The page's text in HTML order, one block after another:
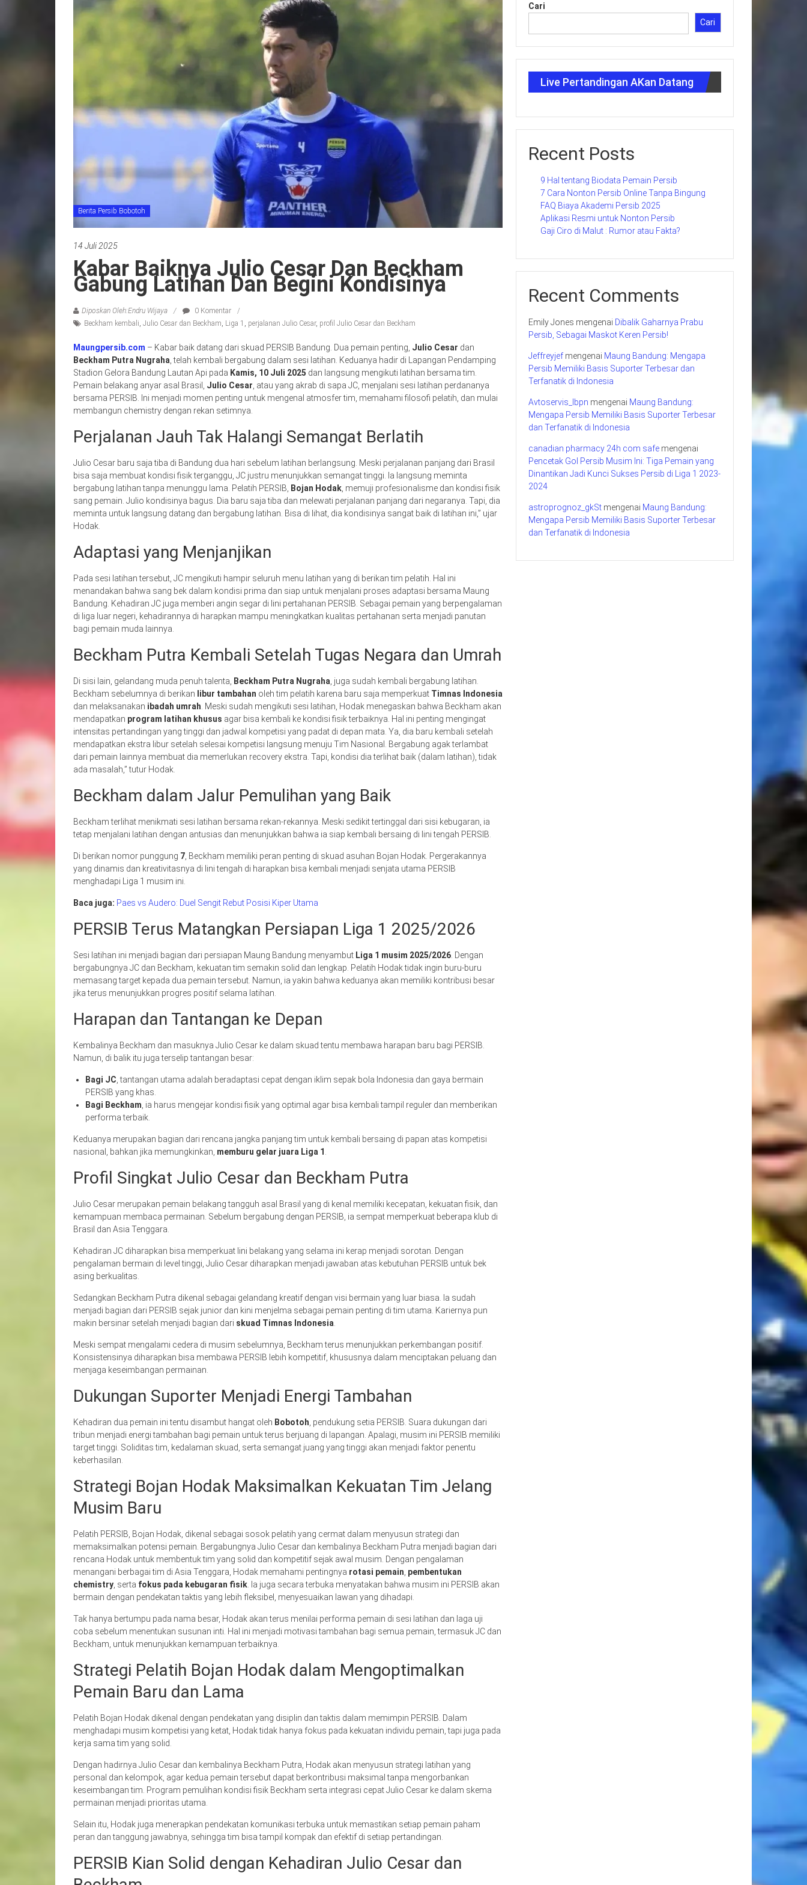
Berita Persib Bobotoh
14 Juli 2025
Kabar Baiknya Julio Cesar Dan Beckham
Gabung Latihan Dan Begini Kondisinya
Diposkan Oleh:Endru Wijaya
0 Komentar
Beckham kembali, Julio Cesar dan Beckham, Liga 1 , perjalanan Julio Cesar, profil Julio Cesar dan Beckham
Maungpersib.com – Kabar baik datang dari skuad PERSIB Bandung. Dua pemain penting, Julio Cesar dan
Beckham Putra Nugraha , telah kembali bergabung dalam sesi latihan. Keduanya hadir di Lapangan Pendamping
Stadion Gelora Bandung Lautan Api pada Kamis, 10 Juli 2025 dan langsung mengikuti latihan bersama tim.
Pemain belakang anyar asal Brasil, Julio Cesar , atau yang akrab di sapa JC, menjalani sesi latihan perdananya
bersama PERSIB. Ini menjadi momen penting untuk mengenal atmosfer tim, memahami filosofi pelatih, dan mulai
membangun chemistry dengan rekan setimnya.
Perjalanan Jauh Tak Halangi Semangat Berlatih
Julio Cesar baru saja tiba di Bandung dua hari sebelum latihan berlangsung. Meski perjalanan panjang dari Brasil
bisa saja membuat kondisi fisik terganggu, JC justru menunjukkan semangat tinggi. Ia langsung meminta
bergabung latihan tanpa menunggu lama. Pelatih PERSIB,
Bojan Hodak , memuji profesionalisme dan kondisi fisik
sang pemain. Julio kondisinya bagus. Dia baru saja tiba dan melewati perjalanan panjang dari negaranya. Tapi, dia
meminta untuk langsung datang dan bergabung latihan. Bisa di lihat, dia kondisinya sangat baik di latihan ini,” ujar
Hodak.
Adaptasi yang Menjanjikan
Pada sesi latihan tersebut, JC mengikuti hampir seluruh menu latihan yang di berikan tim pelatih. Hal ini
menandakan bahwa sang bek dalam kondisi prima dan siap untuk menjalani proses adaptasi bersama Maung
Bandung. Kehadiran JC juga memberi angin segar di lini pertahanan PERSIB. Sebagai pemain yang berpengalaman
di liga luar negeri, kehadirannya di harapkan mampu meningkatkan kualitas pertahanan serta menjadi panutan
bagi pemain muda lainnya.
Beckham Putra Kembali Setelah Tugas Negara dan Umrah
Di sisi lain, gelandang muda penuh talenta, Beckham Putra Nugraha , juga sudah kembali bergabung latihan.
Beckham sebelumnya di berikan libur tambahan oleh tim pelatih karena baru saja memperkuat Timnas Indonesia
dan melaksanakan ibadah umrah . Meski sudah mengikuti sesi latihan, Hodak menegaskan bahwa Beckham akan
mendapatkan program latihan khusus agar bisa kembali ke kondisi fisik terbaiknya. Hal ini penting mengingat
intensitas pertandingan yang tinggi dan jadwal kompetisi yang padat di depan mata. Ya, dia baru kembali setelah
mendapatkan ekstra libur setelah selesai kompetisi langsung menuju Tim Nasional. Bergabung agak terlambat
dari pemain lainnya membuat dia memerlukan recovery ekstra. Tapi, kondisi dia terlihat baik (dalam latihan), tidak
ada masalah,” tutur Hodak.
Beckham dalam Jalur Pemulihan yang Baik
Beckham terlihat menikmati sesi latihan bersama rekan-rekannya. Meski sedikit tertinggal dari sisi kebugaran, ia
tetap menjalani latihan dengan antusias dan menunjukkan bahwa ia siap kembali bersaing di lini tengah PERSIB.
Di berikan nomor punggung 7 , Beckham memiliki peran penting di skuad asuhan Bojan Hodak. Pergerakannya
yang dinamis dan kreativitasnya di lini tengah di harapkan bisa kembali menjadi senjata utama PERSIB
menghadapi Liga 1 musim ini.
Baca juga: Paes vs Audero: Duel Sengit Rebut Posisi Kiper Utama
PERSIB Terus Matangkan Persiapan Liga 1 2025/2026
Sesi latihan ini menjadi bagian dari persiapan Maung Bandung menyambut Liga 1 musim 2025/2026 . Dengan
bergabungnya JC dan Beckham, kekuatan tim semakin solid dan lengkap. Pelatih Hodak tidak ingin buru-buru
memasang target kepada dua pemain tersebut. Namun, ia yakin bahwa keduanya akan memiliki kontribusi besar
jika terus menunjukkan progres positif selama latihan.
Harapan dan Tantangan ke Depan
Kembalinya Beckham dan masuknya Julio Cesar ke dalam skuad tentu membawa harapan baru bagi PERSIB.
Namun, di balik itu juga terselip tantangan besar:
Bagi JC , tantangan utama adalah beradaptasi cepat dengan iklim sepak bola Indonesia dan gaya bermain
PERSIB yang khas.
Bagi Beckham , ia harus mengejar kondisi fisik yang optimal agar bisa kembali tampil reguler dan memberikan
performa terbaik.
Keduanya merupakan bagian dari rencana jangka panjang tim untuk kembali bersaing di papan atas kompetisi
nasional, bahkan jika memungkinkan, memburu gelar juara Liga 1
Profil Singkat Julio Cesar dan Beckham Putra
Julio Cesar merupakan pemain belakang tangguh asal Brasil yang di kenal memiliki kecepatan, kekuatan fisik, dan
kemampuan membaca permainan. Sebelum bergabung dengan PERSIB, ia sempat memperkuat beberapa klub di
Brasil dan Asia Tenggara.
Kehadiran JC diharapkan bisa memperkuat lini belakang yang selama ini kerap menjadi sorotan. Dengan
pengalaman bermain di level tinggi, Julio Cesar diharapkan menjadi jawaban atas kebutuhan PERSIB untuk bek
asing berkualitas.
Sedangkan Beckham Putra dikenal sebagai gelandang kreatif dengan visi bermain yang luar biasa. Ia sudah
menjadi bagian dari PERSIB sejak junior dan kini menjelma sebagai pemain penting di tim utama. Kariernya pun
makin bersinar setelah menjadi bagian dari skuad Timnas Indonesia
Meski sempat mengalami cedera di musim sebelumnya, Beckham terus menunjukkan perkembangan positif.
Konsistensinya diharapkan bisa membawa PERSIB lebih kompetitif, khususnya dalam menciptakan peluang dan
menjaga keseimbangan permainan.
Dukungan Suporter Menjadi Energi Tambahan
Kehadiran dua pemain ini tentu disambut hangat oleh Bobotoh , pendukung setia PERSIB. Suara dukungan dari
tribun menjadi energi tambahan bagi pemain untuk terus berjuang di lapangan. Apalagi, musim ini PERSIB memiliki
target tinggi. Soliditas tim, kedalaman skuad, serta semangat juang yang tinggi akan menjadi faktor penentu
keberhasilan.
Strategi Bojan Hodak Maksimalkan Kekuatan Tim Jelang
Musim Baru
Pelatih PERSIB, Bojan Hodak, dikenal sebagai sosok pelatih yang cermat dalam menyusun strategi dan
memaksimalkan potensi pemain. Bergabungnya Julio Cesar dan kembalinya Beckham Putra menjadi bagian dari
rencana Hodak untuk membentuk tim yang solid dan kompetitif sejak awal musim. Dengan pengalaman
menangani berbagai tim di Asia Tenggara, Hodak memahami pentingnya rotasi pemain pembentukan
chemistry , serta fokus pada kebugaran fisik . Ia juga secara terbuka menyatakan bahwa musim ini PERSIB akan
bermain dengan pendekatan taktis yang lebih fleksibel, menyesuaikan lawan yang dihadapi.
Tak hanya bertumpu pada nama besar, Hodak akan terus menilai performa pemain di sesi latihan dan laga uji
coba sebelum menentukan susunan inti. Hal ini menjadi motivasi tambahan bagi semua pemain, termasuk JC dan
Beckham, untuk menunjukkan kemampuan terbaiknya.
Strategi Pelatih Bojan Hodak dalam Mengoptimalkan
Pemain Baru dan Lama
Pelatih Bojan Hodak dikenal dengan pendekatan yang disiplin dan taktis dalam memimpin PERSIB. Dalam
menghadapi musim kompetisi yang ketat, Hodak tidak hanya fokus pada kekuatan individu pemain, tapi juga pada
kerja sama tim yang solid.
Dengan hadirnya Julio Cesar dan kembalinya Beckham Putra, Hodak akan menyusun strategi latihan yang
personal dan kelompok, agar kedua pemain tersebut dapat berkontribusi maksimal tanpa mengorbankan
keseimbangan tim. Program pemulihan kondisi fisik Beckham serta integrasi cepat Julio Cesar ke dalam skema
permainan menjadi prioritas utama.
Selain itu, Hodak juga menerapkan pendekatan komunikasi terbuka untuk memastikan setiap pemain paham
peran dan tanggung jawabnya, sehingga tim bisa tampil kompak dan efektif di setiap pertandingan.
PERSIB Kian Solid dengan Kehadiran Julio Cesar dan
Cari
Cari
Live Pertandingan AKan Datang
Recent Posts
9 Hal tentang Biodata Pemain Persib
7 Cara Nonton Persib Online Tanpa Bingung
FAQ Biaya Akademi Persib 2025
Aplikasi Resmi untuk Nonton Persib
Gaji Ciro di Malut : Rumor atau Fakta?
Recent Comments
Emily Jones mengenai Dibalik Gaharnya Prabu
Persib, Sebagai Maskot Keren Persib!
Jeffreyjef mengenai Maung Bandung: Mengapa
Persib Memiliki Basis Suporter Terbesar dan
Terfanatik di Indonesia
Avtoservis_lbpn mengenai Maung Bandung:
Mengapa Persib Memiliki Basis Suporter Terbesar
dan Terfanatik di Indonesia
canadian pharmacy 24h com safe mengenai
Pencetak Gol Persib Musim Ini: Tiga Pemain yang
Dinantikan Jadi Kunci Sukses Persib di Liga 1 2023-
2024
astroprognoz_gkSt mengenai Maung Bandung:
Mengapa Persib Memiliki Basis Suporter Terbesar
dan Terfanatik di Indonesia